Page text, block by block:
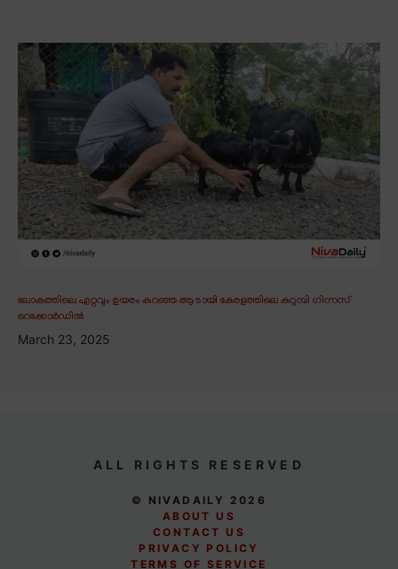
ലോകത്തിലെ ഏറ്റവും ഉയരം കുറഞ്ഞ ആടായി കേരളത്തിലെ കറുമ്പി ഗിന്നസ്
റെക്കോർഡിൽ
March 23, 2025
ALL RIGHTS RESERVED
© NIVADAILY 2026
ABOUT US
CONTACT US
PRIVACY POLICY
TERMS OF SERVICE